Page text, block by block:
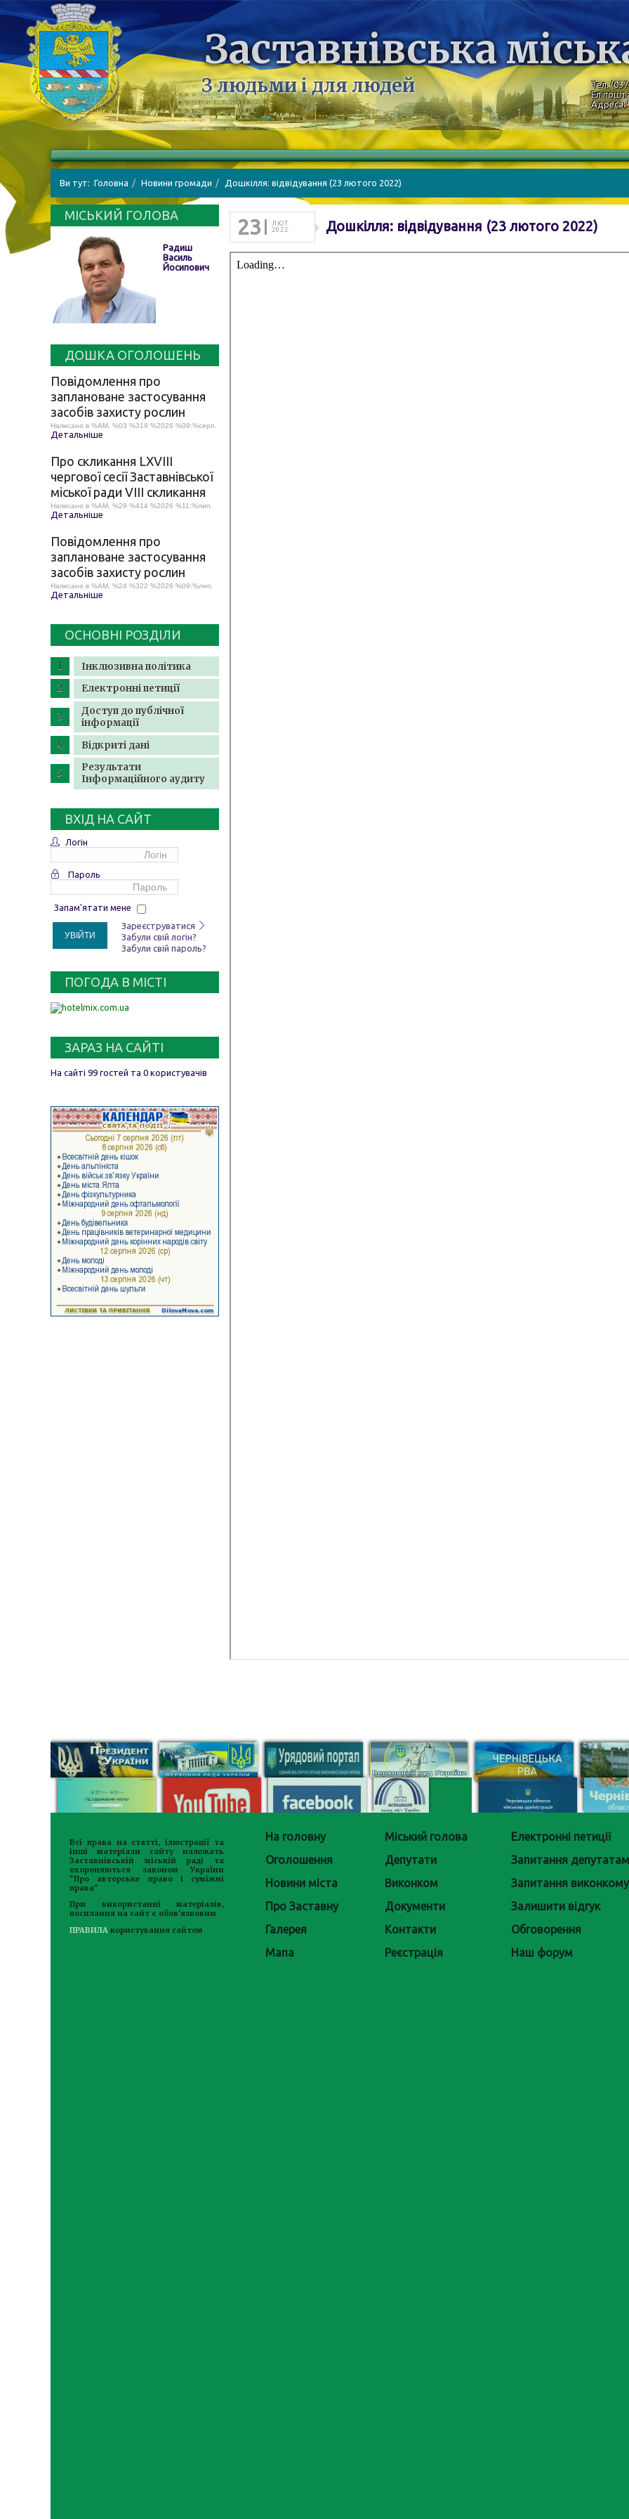
Заставнівська
З людьми і для людей
Тел.
Адреса:
Ви тут: Головна Новини громади Дошкілля: відвідування (23 лютого 2022)
МІСЬКИЙ ГОЛОВА
Радиш
Василь
Йосипович
ДОШКА ОГОЛОШЕНЬ
Повідомлення про
заплановане застосування
засобів захисту рослин
Написано в %AM, %03 %319 %2026 %09:%серп.
Детальніше
Про скликання LХVІІІ
чергової сесії Заставнівської
міської ради VIII скликання
Написано в %AM, %29 %414 %2026 %11:%лип.
Детальніше
Повідомлення про
заплановане застосування
засобів захисту рослин
Написано в %AM, %24 %322 %2026 %09:%лип.
Детальніше
ОСНОВНІ РОЗДІЛИ
Інклюзивна політика
Електронні петиції
Доступ до публічної
інформації
Відкриті дані
Результати
Інформаційного аудиту
ВХІД НА САЙТ
Логін
Пароль
Запам'ятати мене
УВІЙТИ
Зареєструватися
Забули свій логін?
Забули свій пароль?
ПОГОДА В МІСТІ
ЗАРАЗ НА САЙТІ
На сайті 99 гостей та 0 користувачів
23
ЛЮТ.
2022
Дошкілля: відвідування (23 лютого 2022)
Всі права на статті, ілюстрації та
інші матеріали сайту належать
Заставнівській міській раді та
охороняються законом України
"Про авторське право і суміжні
права"
При використанні матеріалів,
посилання на сайт є обов'язковим
ПРАВИЛА користування сайтом
На головну
Оголошення
Новини міста
Про Заставну
Галерея
Мапа
Міський голова
Депутати
Виконком
Документи
Контакти
Реєстрація
Електронні петиції
Запитання депутатам
Запитання виконкому
Залишити відгук
Обговорення
Наш форум